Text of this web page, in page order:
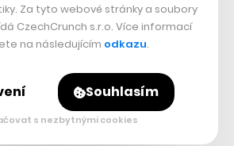
Za tyto webové stránky a soubory
CzechCrunch s.r.o. Více informací
na následujícím odkazu.
Souhlasím
s nezbytnými cookies